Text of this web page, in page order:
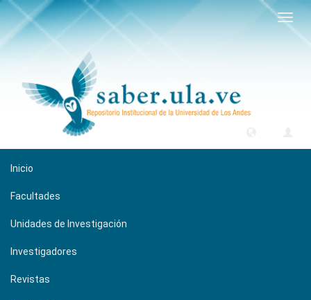
Inicio
Facultades
Unidades de Investigación
Investigadores
Revistas